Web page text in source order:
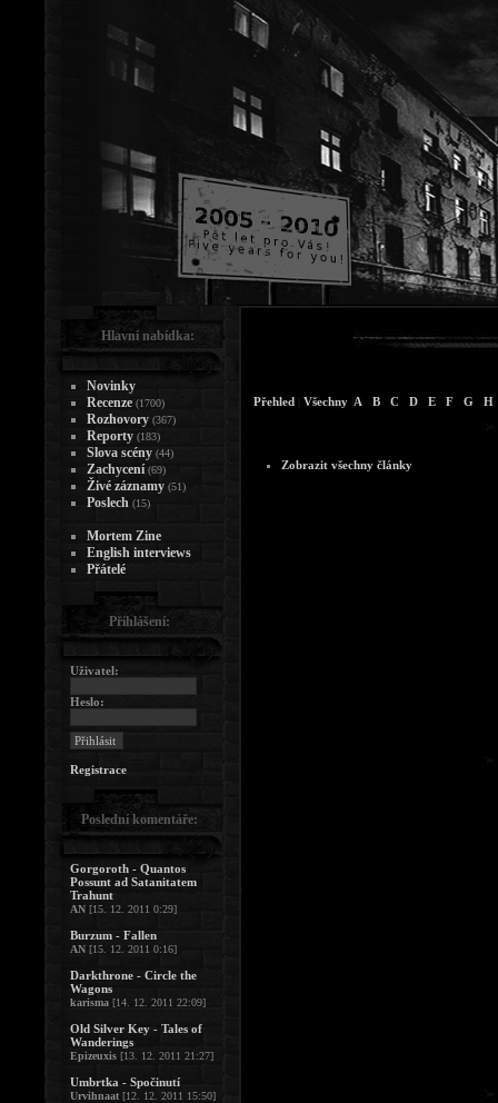
Přehled Všechny A B C D E F G H
Zobrazit všechny články
Hlavní nabídka:
Novinky
Recenze (1700)
Rozhovory (367)
Reporty (183)
Slova scény (44)
Zachycení (69)
Živé záznamy (51)
Poslech (15)
Mortem Zine
English interviews
Přátelé
Přihlášení:
Uživatel:
Heslo:
Registrace
Poslední komentáře:
Gorgoroth - Quantos
Possunt ad Satanitatem
Trahunt
AN [15. 12. 2011 0:29]
Burzum - Fallen
AN [15. 12. 2011 0:16]
Darkthrone - Circle the
Wagons
karisma [14. 12. 2011 22:09]
Old Silver Key - Tales of
Wanderings
Epizeuxis [13. 12. 2011 21:27]
Umbrtka - Spočinutí
Urvihnaat [12. 12. 2011 15:50]